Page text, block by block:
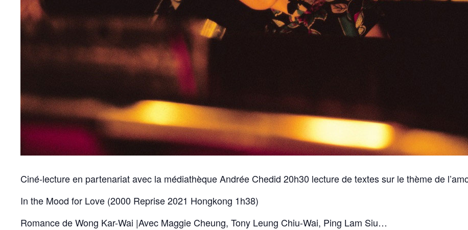
Ciné-lecture en partenariat avec la médiathèque Andrée Chedid 20h30 lecture de textes sur le thème de
In the Mood for Love (2000 Reprise 2021 Hongkong 1h38)
Romance de Wong Kar-Wai |Avec Maggie Cheung, Tony Leung Chiu-Wai, Ping Lam Siu…